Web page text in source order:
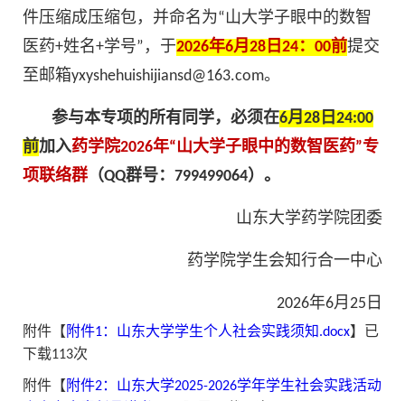
件压缩成压缩包，并命名为“山大学子眼中的数智
医药+姓名+学号”，于2026年6月28日24：00前提交
至邮箱yxyshehuishijiansd@163.com。
参与本专项的所有同学， 必须在6月28日24:00
前加入药学院2026年“山大学子眼中的数智医药”专
项联络群 （QQ群号：799499064）。
山东大学药学院团委
药学院学生会知行合一中心
2026年6月25日
附件【 附件1：山东大学学生个人社会实践须知.docx】已
下载113次
附件【 附件2：山东大学2025-2026学年学生社会实践活动